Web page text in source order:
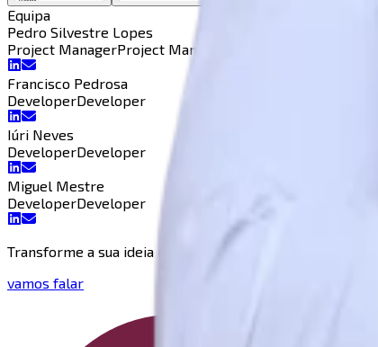
Equipa
Pedro Silvestre Lopes
Project ManagerProject Manager
Francisco Pedrosa
DeveloperDeveloper
Iúri Neves
DeveloperDeveloper
Miguel Mestre
DeveloperDeveloper
Transforme a sua ideia numa realidade!
vamos falar